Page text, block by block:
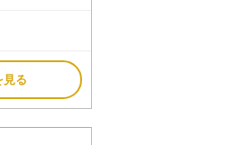
見る